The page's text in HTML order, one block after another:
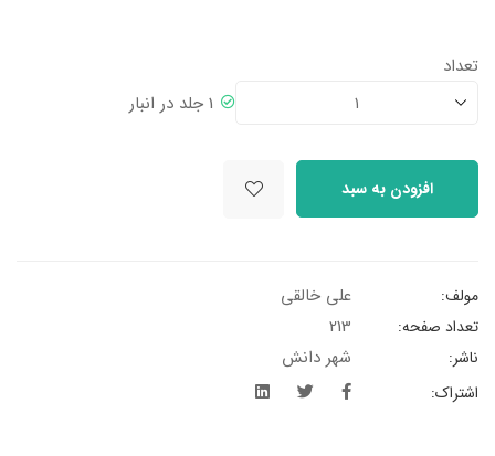
تعداد
1 1 جلد در انبار
افزودن به سبد
مولف: علی خالقی
تعداد صفحه: 213
ناشر: شهر دانش
اشتراک: